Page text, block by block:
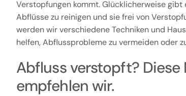
Verstopfungen kommt. Glücklicherweise
Abflüsse zu reinigen und sie frei von
werden wir verschiedene Techniken und
helfen, Abflussprobleme zu vermeiden oder
Abfluss verstopft?
empfehlen wir.